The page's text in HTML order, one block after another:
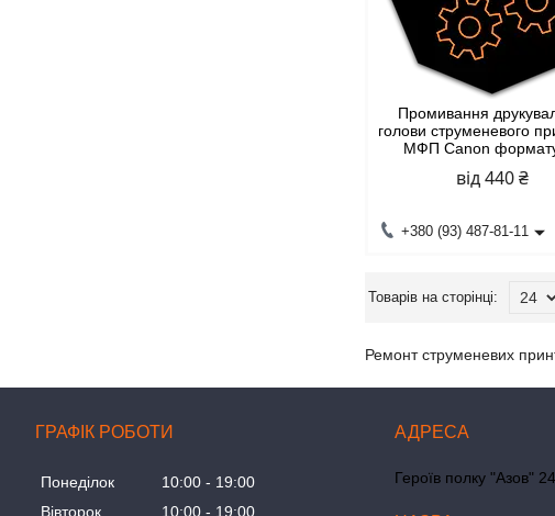
Промивання
голови струменевого
МФП Canon
від 440 ₴
+380 (93) 487-81-11
Ремонт струменевих
ГРАФІК РОБОТИ
Понеділок 10:00
19:00
Вівторок
10:00
19:00
Героїв полку "Азов"